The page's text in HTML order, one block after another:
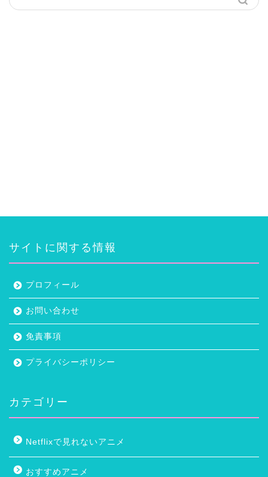
サイトに関する情報
プロフィール
お問い合わせ
免責事項
プライバシーポリシー
カテゴリー
Netflixで見れないアニメ
おすすめアニメ